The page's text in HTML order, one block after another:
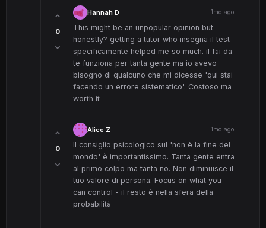
0
Hannah D 1mo ago
This might be an unpopular opinion but
honestly? getting a tutor who insegna il test
specificamente helped me so much. il fai da
te funziona per tanta gente ma io avevo
bisogno di qualcuno che mi dicesse 'qui stai
facendo un errore sistematico'. Costoso ma
worth it
0
Alice Z 1mo ago
Il consiglio psicologico sul 'non è la fine del
mondo' è importantissimo. Tanta gente entra
al primo colpo ma tanta no. Non diminuisce il
tuo valore di persona. Focus on what you
can control - il resto è nella sfera della
probabilità